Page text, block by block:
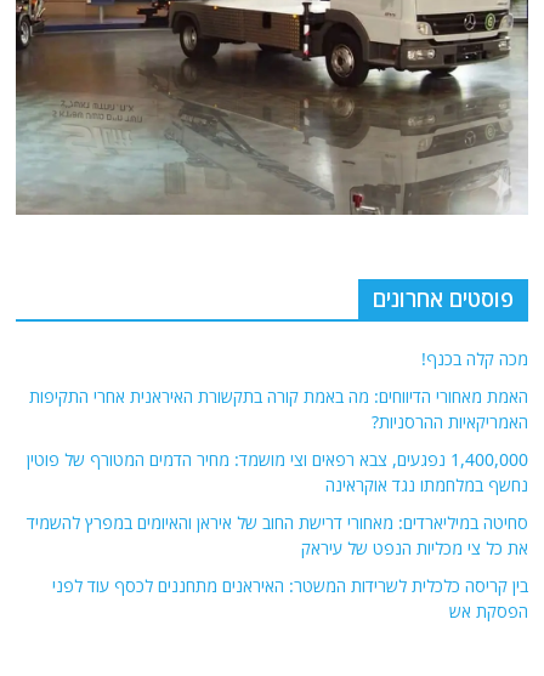
פוסטים אחרונים
מכה קלה בכנף!
האמת מאחורי הדיווחים: מה באמת קורה בתקשורת האיראנית אחרי התקיפות
האמריקאיות ההרסניות?
1,400,000 נפגעים, צבא רפאים וצי מושמד: מחיר הדמים המטורף של פוטין
נחשף במלחמתו נגד אוקראינה
סחיטה במיליארדים: מאחורי דרישת החוב של איראן והאיומים במפרץ להשמיד
את כל צי מכליות הנפט של עיראק
בין קריסה כלכלית לשרידות המשטר: האיראנים מתחננים לכסף עוד לפני
הפסקת אש